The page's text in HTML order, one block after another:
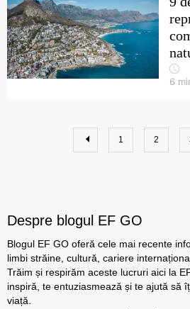
6
1 2
Despre blogul EF GO
Blogul EF GO oferă cele mai recente
limbi străine, cultură, cariere
Trăim și respirăm aceste lucruri aici la
inspiră, te entuziasmează și te ajută să
viață.